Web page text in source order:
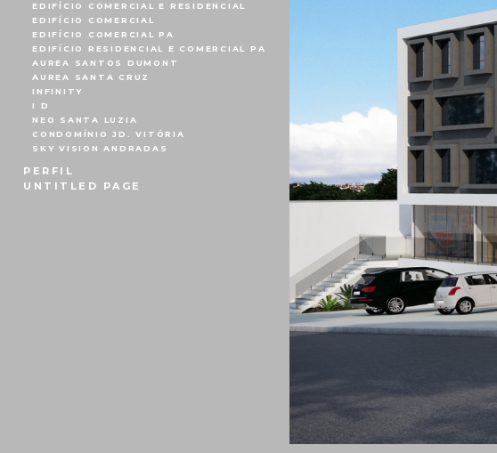
EDIFÍCIO COMERCIAL E RESIDENCIAL
EDIFÍCIO COMERCIAL
EDIFÍCIO COMERCIAL PA
EDIFÍCIO RESIDENCIAL E COMERCIAL PA
AUREA SANTOS DUMONT
AUREA SANTA CRUZ
INFINITY
I D
NEO SANTA LUZIA
CONDOMÍNIO JD. VITÓRIA
SKY VISION ANDRADAS
PERFIL
UNTITLED PAGE